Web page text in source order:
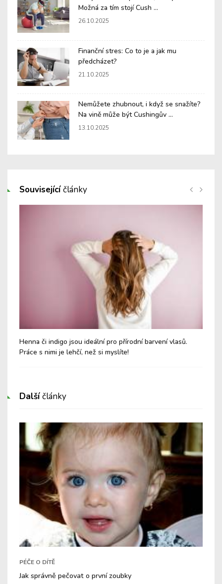
Možná za tím stojí Cush ...
26.10.2025
Finanční stres: Co to je a jak mu
předcházet?
21.10.2025
Nemůžete zhubnout, i když se snažíte?
Na vině může být Cushingův ...
13.10.2025
Souvisejícíčlánky
Henna či indigo jsou ideální pro přírodní barvení vlasů.
Práce s nimi je lehčí, než si myslíte!
Dalšíčlánky
PÉČE O DÍTĚ
Jak správně pečovat o první zoubky